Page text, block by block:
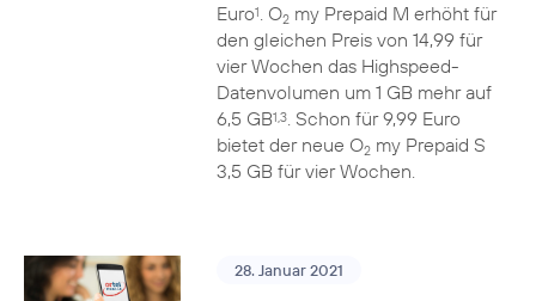
Euro1. O2my Prepaid M erhöht für
den gleichen Preis von 14,99 für
vier Wochen das Highspeed-
Datenvolumen um 1 GB mehr auf
6,5 GB1,3. Schon für 9,99 Euro
bietet der neue O2my Prepaid S
3,5 GB für vier Wochen.
28. Januar 2021